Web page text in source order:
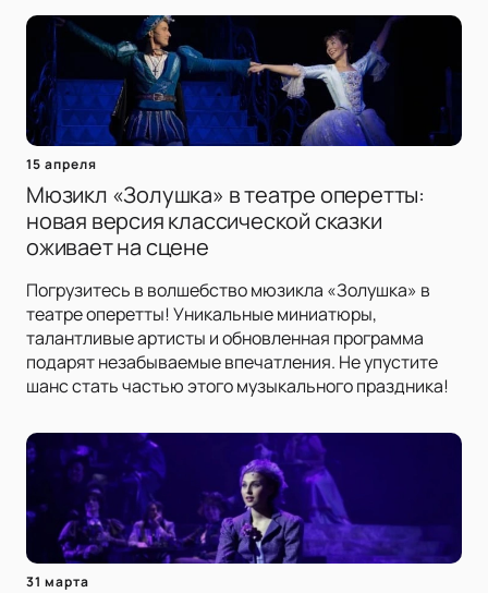
15 апреля
Мюзикл «Золушка» в театре оперетты:
новая версия классической сказки
оживает на сцене
Погрузитесь в волшебство мюзикла «Золушка» в
театре оперетты! Уникальные миниатюры,
талантливые артисты и обновленная программа
подарят незабываемые впечатления. Не упустите
шанс стать частью этого музыкального праздника!
31 марта